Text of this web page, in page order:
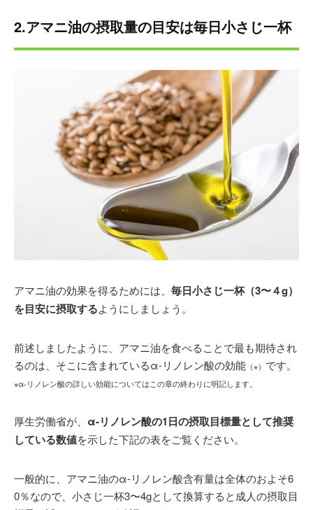
2.アマニ油の摂取量の目安は毎日小さじ一杯
アマニ油の効果を得るためには、 毎日小さじ一杯（3〜４g）
を目安に摂取するようにしましょう。
前述しましたように、アマニ油を食べることで最も期待され
るのは、そこに含まれているα-リノレン酸の効能 （※） です。
※α-リノレン酸の詳しい効能についてはこの章の終わりに明記します。
厚生労働省が、 α-リノレン酸の1日の摂取目標量として推奨
している数値を示した下記の表をご覧ください。
一般的に、アマニ油のα-リノレン酸含有量は全体のおよそ6
0％なので、小さじ一杯3〜4gとして換算すると成人の摂取目